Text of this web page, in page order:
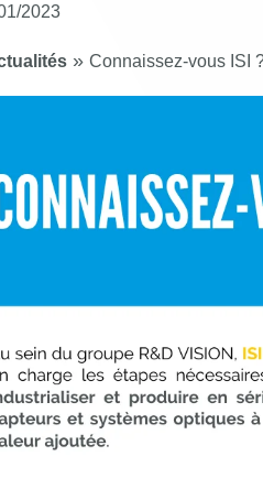
2023
» Connaissez-vous ISI